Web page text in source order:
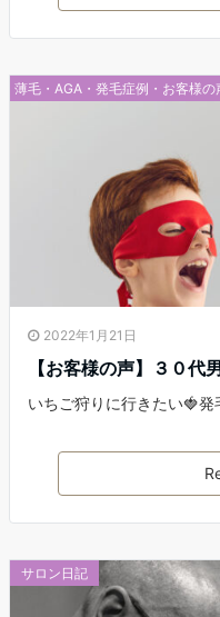
薄毛・AGA・発毛症例・お客様の
2022年1月21日
【お客様の声】３０代
いちご狩りに行きたい🍓
サロン日記